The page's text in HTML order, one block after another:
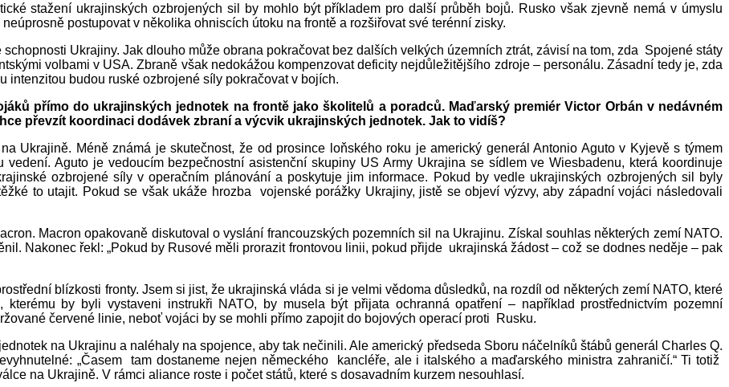
stažení ukrajinských ozbrojených sil by mohlo být příkladem pro další průběh bojů. Rusko však zjevně nemá v úmyslu
postupovat v několika ohniscích útoku na frontě a rozšiřovat své terénní zisky.
Ukrajiny. Jak dlouho může obrana pokračovat bez dalších velkých územních ztrát, závisí na tom, zda Spojené státy
volbami v USA. Zbraně však nedokážou kompenzovat deficity nejdůležitějšího zdroje – personálu. Zásadní tedy je, zda
intenzitou budou ruské ozbrojené síly pokračovat v bojích.
přímo do ukrajinských jednotek na frontě jako školitelů a poradců. Maďarský premiér Victor Orbán v nedávném
převzít koordinaci dodávek zbraní a výcvik ukrajinských jednotek. Jak to vidíš?
Ukrajině. Méně známá je skutečnost, že od prosince loňského roku je americký generál Antonio Aguto v Kyjevě s týmem
vedení. Aguto je vedoucím bezpečnostní asistenční skupiny US Army Ukrajina se sídlem ve Wiesbadenu, která koordinuje
ozbrojené síly v operačním plánování a poskytuje jim informace. Pokud by vedle ukrajinských ozbrojených sil byly
to utajit. Pokud se však ukáže hrozba vojenské porážky Ukrajiny, jistě se objeví výzvy, aby západní vojáci následovali
Macron opakovaně diskutoval o vyslání francouzských pozemních sil na Ukrajinu. Získal souhlas některých zemí NATO.
Nakonec řekl: „Pokud by Rusové měli prorazit frontovou linii, pokud přijde ukrajinská žádost – což se dodnes neděje – pak
blízkosti fronty. Jsem si jist, že ukrajinská vláda si je velmi vědoma důsledků, na rozdíl od některých zemí NATO, které
by byli vystaveni instrukři NATO, by musela být přijata ochranná opatření – například prostřednictvím pozemní
červené linie, neboť vojáci by se mohli přímo zapojit do bojových operací proti Rusku.
na Ukrajinu a naléhaly na spojence, aby tak nečinili. Ale americký předseda Sboru náčelníků štábů generál Charles Q.
„Časem tam dostaneme nejen německého kancléře, ale i italského a maďarského ministra zahraničí.“ Ti totiž
na Ukrajině. V rámci aliance roste i počet států, které s dosavadním kurzem nesouhlasí.